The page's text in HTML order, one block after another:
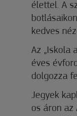
élettel. A
kedves
Az „Iskola
éves
dolgozza
Jegyek
os áron az